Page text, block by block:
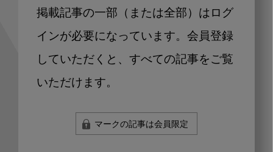
掲載記事の一部（または全部）はログ
インが必要になっています。会員登録
していただくと、すべての記事をご覧
いただけます。
マークの記事は会員限定